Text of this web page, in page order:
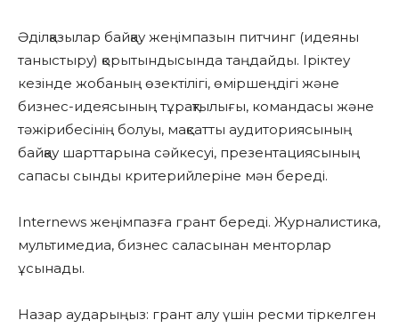
Әділқазылар байқау жеңімпазын питчинг (идеяны
таныстыру) қорытындысында таңдайды. Іріктеу
кезінде жобаның өзектілігі, өміршеңдігі және
бизнес-идеясының тұрақтылығы, командасы және
тәжірибесінің болуы, мақсатты аудиториясының
байқау шарттарына сәйкесуі, презентациясының
сапасы сынды критерийлеріне мән береді.
Internews жеңімпазға грант береді. Журналистика,
мультимедиа, бизнес саласынан менторлар
ұсынады.
Назар аударыңыз: грант алу үшін ресми тіркелген